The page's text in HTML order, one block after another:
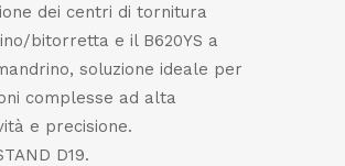
dei centri di tornitura
bitorretta e il B620YS a
soluzione ideale per
complesse ad alta
e precisione.
D19.